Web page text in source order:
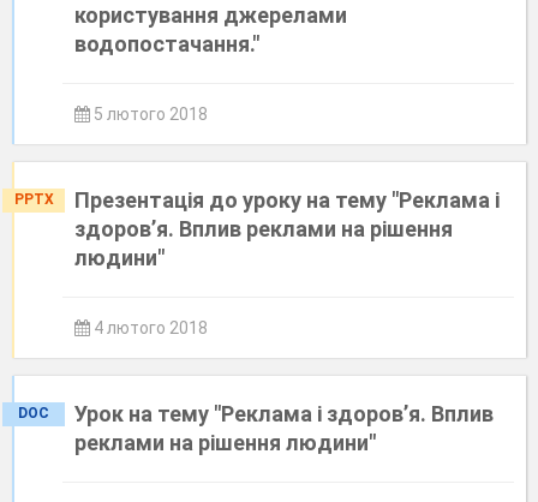
користування джерелами
водопостачання."
5 лютого 2018
PPTX
Презентація до уроку на тему "Реклама і
здоров’я. Вплив реклами на рішення
людини"
4 лютого 2018
DOC
Урок на тему "Реклама і здоров’я. Вплив
реклами на рішення людини"